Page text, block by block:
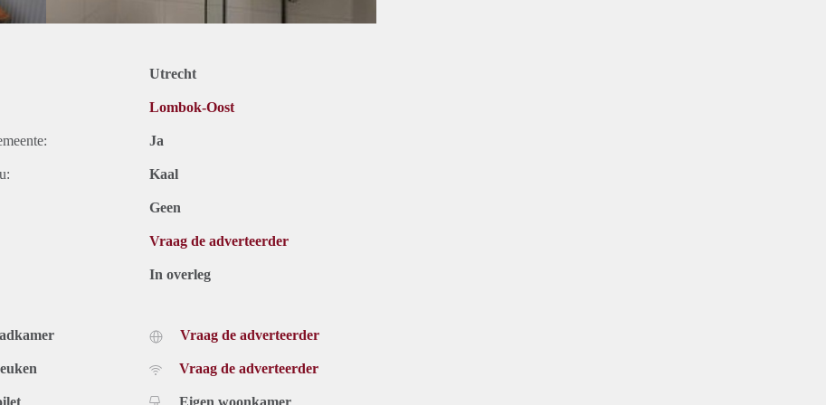
Utrecht
Lombok-Oost
Ja
Kaal
Geen
Vraag de adverteerder
In overleg
Vraag de adverteerder
Vraag de adverteerder